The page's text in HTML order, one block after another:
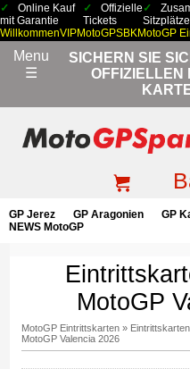
Online Kauf
mit Garantie
Offizielle
Tickets
WillkommenVIPMotoGPSBKMotoGP
Menu
☰
SICHERN SIE
OFFIZIELLEN
GP Jerez GP Aragonien GP
NEWS MotoGP
MotoGP
MotoGP Eintrittskarten»
MotoGP Valencia 2026